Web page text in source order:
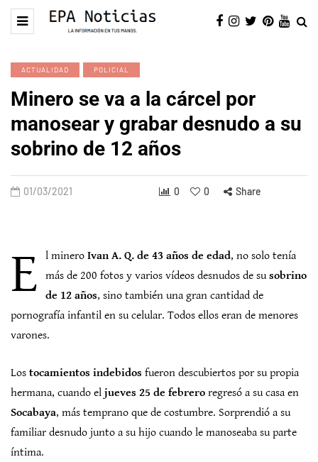
ACTUALIDAD POLICIAL
Minero se va a la cárcel por
manosear y grabar desnudo a su
sobrino de 12 años
01/03/2021 0 0 Share
E l minero Ivan A. Q. de 43 años de edad, no solo tenía
más de 200 fotos y varios vídeos desnudos de susobrino
de 12 años, sino también una gran cantidad de
pornografía infantil en su celular. Todos ellos eran de menores
varones.
Los tocamientos indebidos fueron descubiertos por su propia
hermana, cuando el jueves 25 de febrero regresó a su casa en
Socabaya, más temprano que de costumbre. Sorprendió a su
familiar desnudo junto a su hijo cuando le manoseaba su parte
íntima.